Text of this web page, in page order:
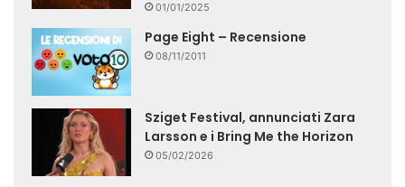
01/01/2025
Page Eight – Recensione
08/11/2011
Sziget Festival, annunciati Zara
Larsson e i Bring Me the Horizon
05/02/2026